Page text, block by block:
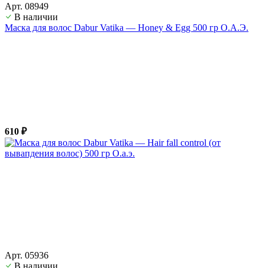
Арт. 08949
В наличии
Маска для волос Dabur Vatika — Honey & Egg 500 гр О.А.Э.
610 ₽
Арт. 05936
В наличии